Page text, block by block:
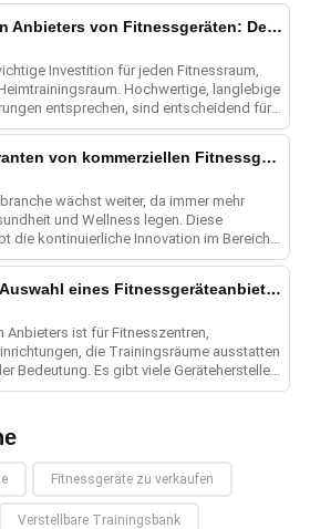
Die Wahl des richtigen Anbieters von Fitnessgeräten: Der ultimative Leitfaden
Investition für jeden Fitnessraum,
Hochwertige, langlebige
entsprechen, sind entscheidend für
Top-Trends bei Lieferanten von kommerziellen Fitnessgeräten
wächst weiter, da immer mehr
und Wellness legen. Diese
die kontinuierliche Innovation im Bereich
Faktoren, die bei der Auswahl eines Fitnessgeräteanbieters zu berücksichtigen sind
ist für Fitnesszentren,
die Trainingsräume ausstatten
Bedeutung. Es gibt viele Gerätehersteller
Fitnessgeräte zu verkaufen
Verstellbare Trainingsbank